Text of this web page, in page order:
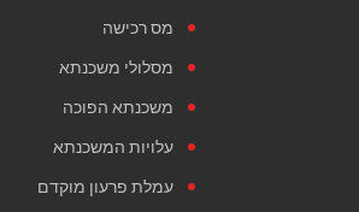
מס רכישה
מסלולי משכנתא
משכנתא הפוכה
עלויות המשכנתא
עמלת פרעון מוקדם